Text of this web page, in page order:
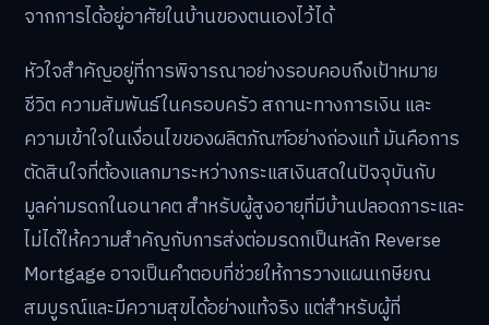
จากการได้อยู่อาศัยในบ้านของตนเองไว้ได้
หัวใจสำคัญอยู่ที่การพิจารณาอย่างรอบคอบถึงเป้าหมาย
ชีวิต ความสัมพันธ์ในครอบครัว สถานะทางการเงิน และ
ความเข้าใจในเงื่อนไขของผลิตภัณฑ์อย่างถ่องแท้ มันคือการ
ตัดสินใจที่ต้องแลกมาระหว่างกระแสเงินสดในปัจจุบันกับ
มูลค่ามรดกในอนาคต สำหรับผู้สูงอายุที่มีบ้านปลอดภาระและ
ไม่ได้ให้ความสำคัญกับการส่งต่อมรดกเป็นหลัก Reverse
Mortgage อาจเป็นคำตอบที่ช่วยให้การวางแผนเกษียณ
สมบูรณ์และมีความสุขได้อย่างแท้จริง แต่สำหรับผู้ที่